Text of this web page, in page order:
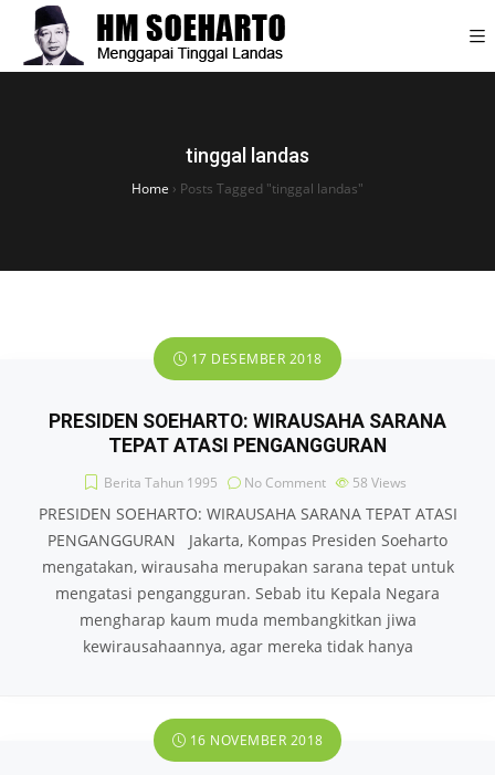
tinggal landas
Home › Posts Tagged "tinggal landas"
17 DESEMBER 2018
PRESIDEN SOEHARTO: WIRAUSAHA SARANA
TEPAT ATASI PENGANGGURAN
Berita Tahun 1995 No Comment 58 Views
PRESIDEN SOEHARTO: WIRAUSAHA SARANA TEPAT ATASI
PENGANGGURAN Jakarta, Kompas Presiden Soeharto
mengatakan, wirausaha merupakan sarana tepat untuk
mengatasi pengangguran. Sebab itu Kepala Negara
mengharap kaum muda membangkitkan jiwa
kewirausahaannya, agar mereka tidak hanya
16 NOVEMBER 2018